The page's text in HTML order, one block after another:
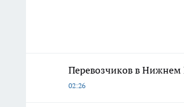
Перевозчиков в Нижнем
02:26